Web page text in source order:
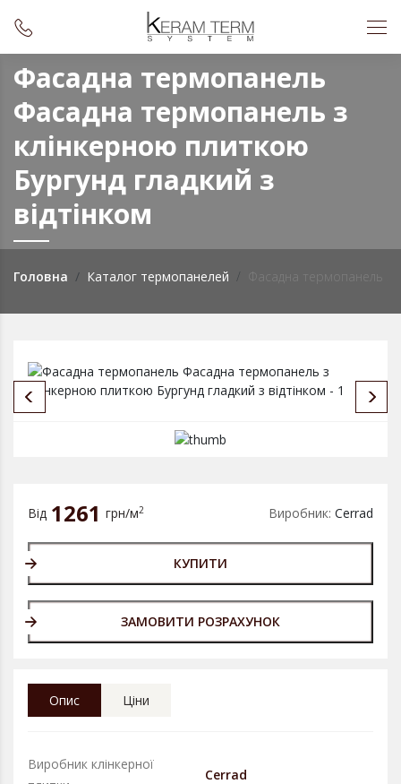
Фасадна термопанель
Фасадна термопанель з
клінкерною плиткою
Бургунд гладкий з
вiдтiнком
Головна Каталог термопанелей Фасадна термопанель з
Від 1261 грн/м2 Виробник: Cerrad
КУПИТИ
ЗАМОВИТИ РОЗРАХУНОК
Опис Ціни
Виробник клінкерної
Cerrad